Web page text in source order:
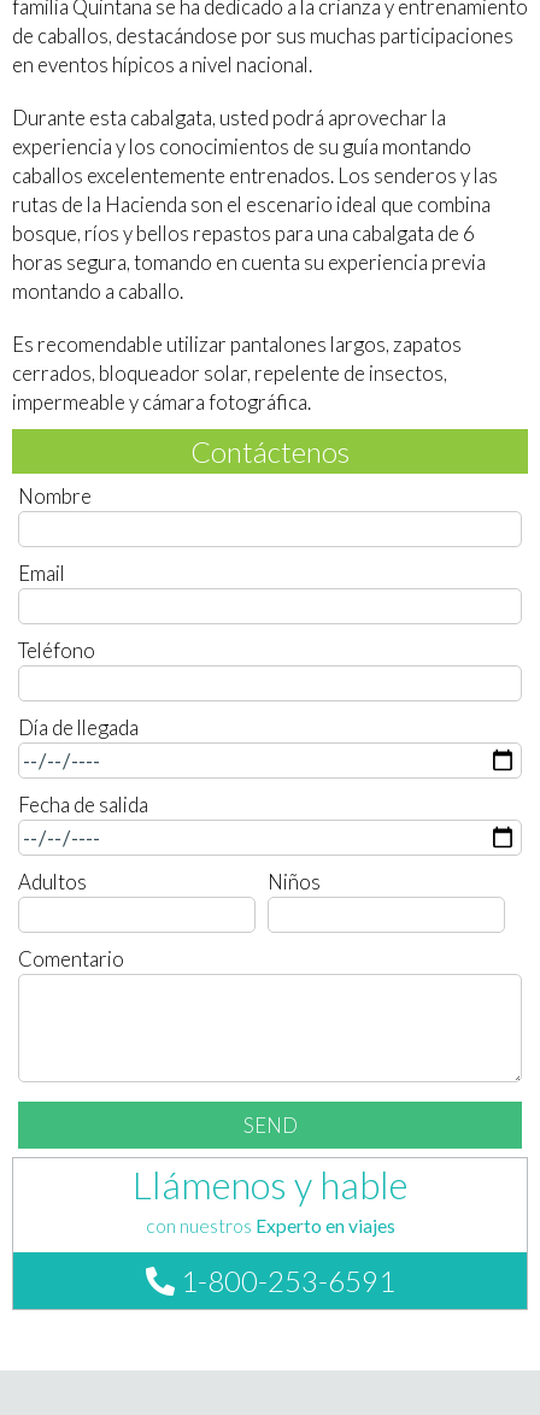
familia Quintana se ha dedicado a la crianza y entrenamiento
de caballos, destacándose por sus muchas participaciones
en eventos hípicos a nivel nacional.
Durante esta cabalgata, usted podrá aprovechar la
experiencia y los conocimientos de su guía montando
caballos excelentemente entrenados. Los senderos y las
rutas de la Hacienda son el escenario ideal que combina
bosque, ríos y bellos repastos para una cabalgata de 6
horas segura, tomando en cuenta su experiencia previa
montando a caballo.
Es recomendable utilizar pantalones largos, zapatos
cerrados, bloqueador solar, repelente de insectos,
impermeable y cámara fotográfica.
Contáctenos
Nombre
Email
Teléfono
Día de llegada
Fecha de salida
Adultos Niños
Comentario
Llámenos y hable
con nuestros Experto en viajes
1-800-253-6591